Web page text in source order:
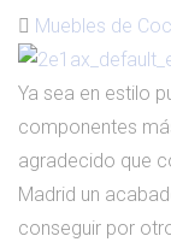
Muebles de
Ya sea en estilo
componentes
agradecido que
Madrid un
conseguir por